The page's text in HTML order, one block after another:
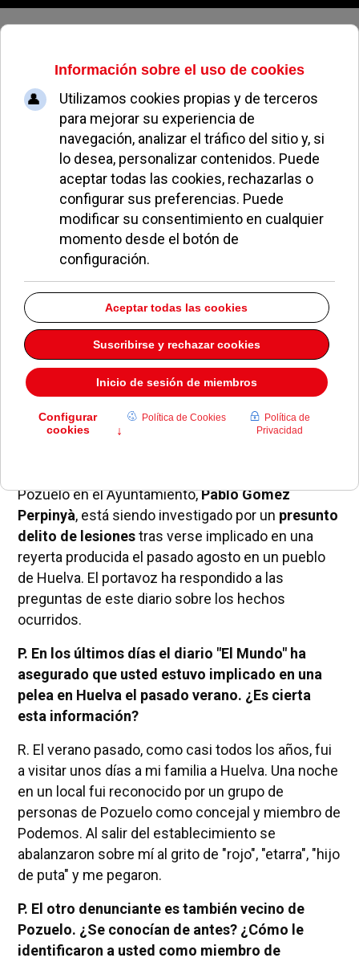
Jueves, 06 de agosto de 2026
Pablo G. Perpinyà contesta a El
Mundo en Diario de Pozuelo
REDACCIÓN ENTREVISTAS POZUELO 08 JULIO 2016
El pasado 24 de junio
el diario El Mundo publicaba
Pozuelo en el Ayuntamiento,Pablo Gómez
Perpinyà, está siendo investigado por un presunto
delito de lesionestras verse implicado en una
reyerta producida el pasado agosto en un pueblo
de Huelva. El portavoz ha respondido a las
preguntas de este diario sobre los hechos
ocurridos.
P. En los últimos días el diario "El Mundo" ha
asegurado que usted estuvo implicado en una
pelea en Huelva el pasado verano. ¿Es cierta
esta información?
R. El verano pasado, como casi todos los años, fui
a visitar unos días a mi familia a Huelva. Una noche
en un local fui reconocido por un grupo de
personas de Pozuelo como concejal y miembro de
Podemos. Al salir del establecimiento se
abalanzaron sobre mí al grito de "rojo", "etarra", "hijo
de puta" y me pegaron.
P. El otro denunciante es también vecino de
Pozuelo. ¿Se conocían de antes? ¿Cómo le
identificaron a usted como miembro de